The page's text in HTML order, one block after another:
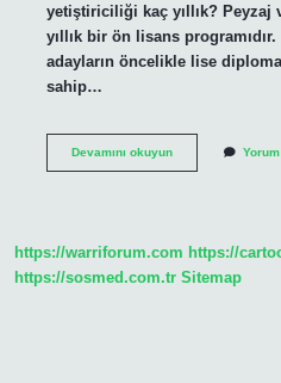
yetiştiriciliği kaç yıllık?
yıllık bir ön lisans
adayların öncelikle lise
sahip…
Devamını okuyunPeyzaj
Mı
Yorum
https://warriforum.com https://
https://sosmed.com.tr Sitemap